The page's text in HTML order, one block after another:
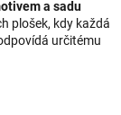
a sadu
plošek, kdy každá
určitému